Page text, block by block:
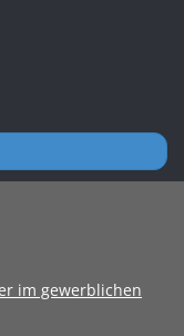
im gewerblichen